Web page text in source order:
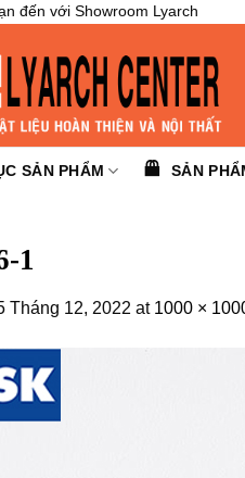
đến với Showroom Lyarch
SẢN PHẨM SẢN
1
Tháng 12, 2022 at 1000 ×